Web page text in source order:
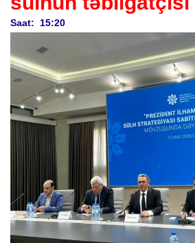
Saat: 15:20